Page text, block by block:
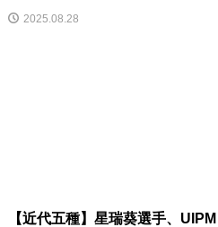
2025.08.28
【近代五種】星瑞葵選手、